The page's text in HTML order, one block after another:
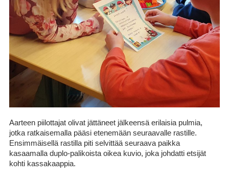
Aarteen piilottajat olivat jättäneet jälkeensä erilaisia pulmia,
jotka ratkaisemalla pääsi etenemään seuraavalle rastille.
Ensimmäisellä rastilla piti selvittää seuraava paikka
kasaamalla duplo-palikoista oikea kuvio, joka johdatti etsijät
kohti kassakaappia.